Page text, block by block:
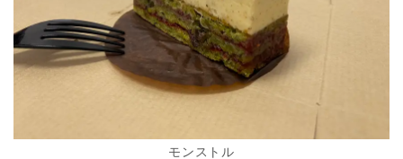
モンストル